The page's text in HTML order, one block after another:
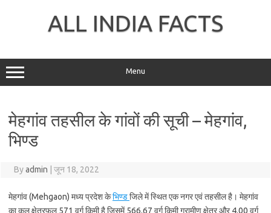
ALL INDIA FACTS
Menu
मेहगांव तहसील के गांवों की सूची – मेहगांव,
भिण्ड
Byadmin जून 18, 2022
मेहगांव (Mehgaon) मध्य प्रदेश केभिण्डजिले में स्थित एक नगर एवं तहसील है। मेहगांव
का कुल क्षेत्रफल 571 वर्ग किमी है जिसमें 566.67 वर्ग किमी ग्रामीण क्षेत्र और 4.00 वर्ग